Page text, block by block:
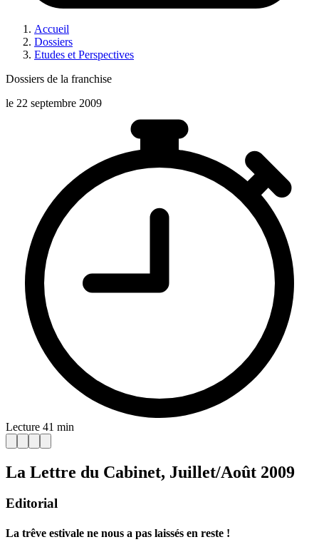
Accueil
Dossiers
Etudes et Perspectives
Dossiers de la franchise
le 22 septembre 2009
Lecture 41 min
La Lettre du Cabinet, Juillet/Août 2009
Editorial
La trêve estivale ne nous a pas laissés en reste !